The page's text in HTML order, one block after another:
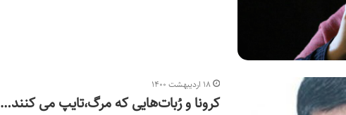
۱۸ اردیبهشت ۱۴۰۰
کرونا و رُبات‌هایی که مرگ،تایپ می کنند…